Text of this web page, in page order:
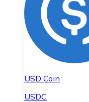
USD Coin
USDC